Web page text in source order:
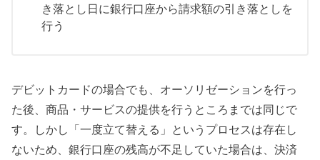
き落とし日に銀行口座から請求額の引き落としを
行う
デビットカードの場合でも、オーソリゼーションを行っ
た後、商品・サービスの提供を行うところまでは同じで
す。しかし「一度立て替える」というプロセスは存在し
ないため、銀行口座の残高が不足していた場合は、決済